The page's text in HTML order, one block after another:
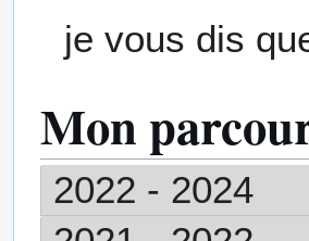
je vous dis
Mon
2022 - 2024